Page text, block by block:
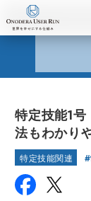
特定技能1
法もわかり
特定技能関連